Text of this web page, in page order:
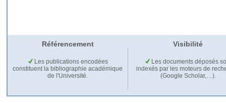
Référencement Visibilité
Les publications encodées
constituent la bibliographie académique
de l'Université.
Les documents déposés
indexés par les moteurs de
(Google Scholar,…).